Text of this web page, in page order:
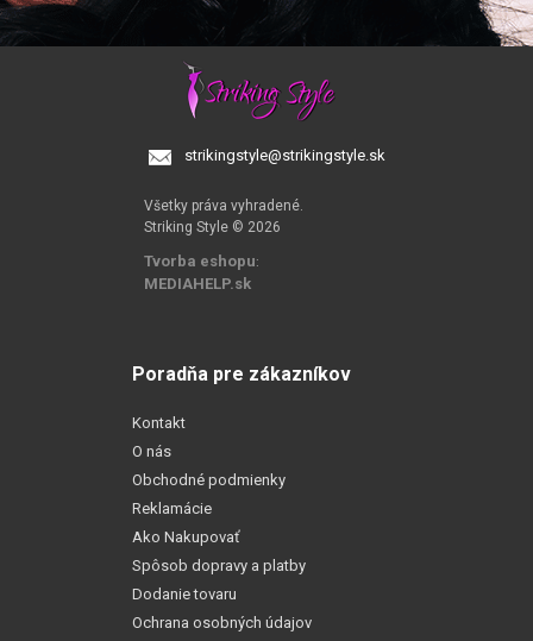
strikingstyle@strikingstyle.sk
Všetky práva vyhradené.
Striking Style © 2026
Tvorba eshopu:
MEDIAHELP.sk
Poradňa pre zákazníkov
Kontakt
O nás
Obchodné podmienky
Reklamácie
Ako Nakupovať
Spôsob dopravy a platby
Dodanie tovaru
Ochrana osobných údajov